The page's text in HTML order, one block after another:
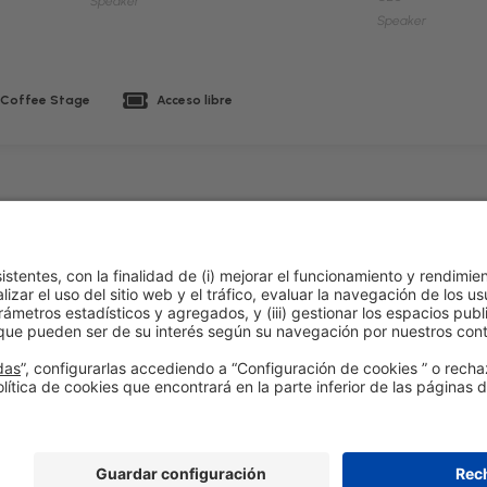
Speaker
Stage Acceso libre
de cookies